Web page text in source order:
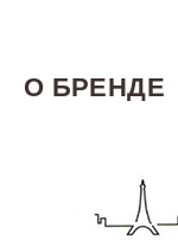
О БРЕНДЕ